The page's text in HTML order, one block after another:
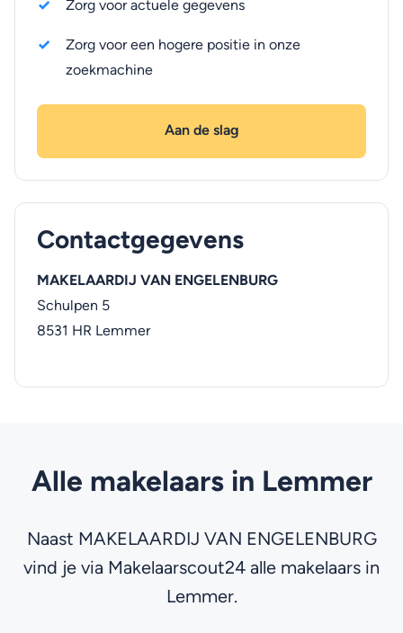
Zorg voor actuele gegevens
Zorg voor een hogere positie in onze
zoekmachine
Aan de slag
Contactgegevens
MAKELAARDIJ VAN ENGELENBURG
Schulpen 5
8531 HR Lemmer
Alle makelaars in Lemmer
Naast MAKELAARDIJ VAN ENGELENBURG
vind je via Makelaarscout24 alle makelaars in
Lemmer.